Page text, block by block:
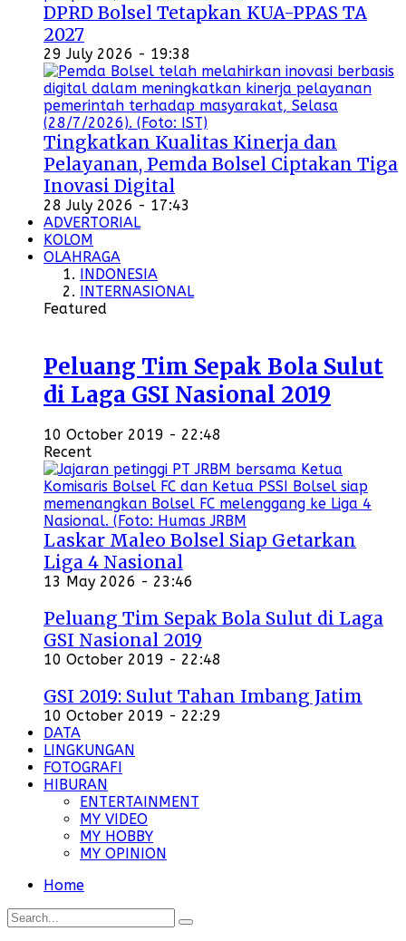
DPRD Bolsel Tetapkan KUA-PPAS TA
2027
29 July 2026 - 19:38
Tingkatkan Kualitas Kinerja dan
Pelayanan, Pemda Bolsel Ciptakan Tiga
Inovasi Digital
28 July 2026 - 17:43
ADVERTORIAL
KOLOM
OLAHRAGA
INDONESIA
INTERNASIONAL
Featured
Peluang Tim Sepak Bola Sulut
di Laga GSI Nasional 2019
10 October 2019 - 22:48
Recent
Laskar Maleo Bolsel Siap Getarkan
Liga 4 Nasional
13 May 2026 - 23:46
Peluang Tim Sepak Bola Sulut di Laga
GSI Nasional 2019
10 October 2019 - 22:48
GSI 2019: Sulut Tahan Imbang Jatim
10 October 2019 - 22:29
DATA
LINGKUNGAN
FOTOGRAFI
HIBURAN
ENTERTAINMENT
MY VIDEO
MY HOBBY
MY OPINION
Home